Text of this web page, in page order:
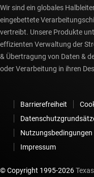
Wir sind ein globales
eingebettete
vertreibt. Unsere Produkte
effizienten Verwaltung der
& Übertragung von Daten &
oder Verarbeitung in ihren
Barrierefreiheit
Nutzungsbedingungen
Impressum
© Copyright 1995-2026